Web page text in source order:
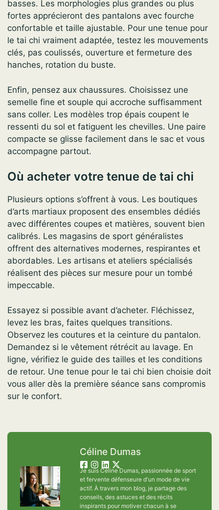
basses. Les morphologies plus grandes ou plus
fortes apprécieront des pantalons avec fourche
confortable et taille ajustable. Pour une tenue pour
le tai chi vraiment adaptée, testez les mouvements
clés, pas coulissés, ouverture et fermeture des
hanches, rotation du buste.
Enfin, pensez aux chaussures. Choisissez une
semelle fine et souple qui accroche suffisamment
sans coller. Les modèles trop épais coupent le
ressenti du sol et fatiguent les chevilles. Une paire
compacte se glisse facilement dans le sac et vous
accompagne partout.
Où acheter votre tenue de tai chi
Plusieurs options s’offrent à vous. Les boutiques
d’arts martiaux proposent des ensembles dédiés
avec différentes coupes et matières, souvent bien
calibrés. Les magasins de sport généralistes
offrent des alternatives modernes, respirantes et
abordables. Les artisans et ateliers spécialisés
réalisent des pièces sur mesure pour un tombé
impeccable.
Essayez si possible avant d’acheter. Fléchissez,
levez les bras, faites quelques transitions.
Observez les coutures et la ceinture du pantalon.
Demandez si le vêtement rétrécit au lavage. En
ligne, vérifiez le guide des tailles et les conditions
de retour. Une tenue pour le tai chi bien choisie doit
vous aller dès la première séance sans compromis
sur le confort.
Céline Dumas
Je suis Céline Dumas, passionnée de sport
et fervente défenseure d'un mode de vie
actif. À travers mon blog, je partage des
conseils, des astuces et des récits
inspirants pour motiver chacun à se